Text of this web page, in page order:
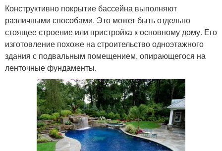
Конструктивно покрытие бассейна выполняют
различными способами. Это может быть отдельно
стоящее строение или пристройка к основному дому. Его
изготовление похоже на строительство одноэтажного
здания с подвальным помещением, опирающегося на
ленточные фундаменты.